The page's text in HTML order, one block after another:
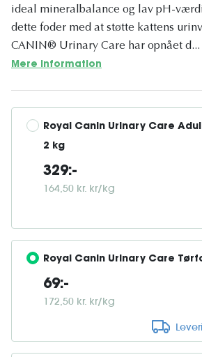
ideal mineralbalance og lav pH-
dette foder med at støtte kattens
CANIN® Urinary Care har opnået d...
Mere information
Royal Canin Urinary Care
2 kg
329:-
164,50 kr. kr/kg
Royal Canin Urinary Care
69:-
172,50 kr. kr/kg